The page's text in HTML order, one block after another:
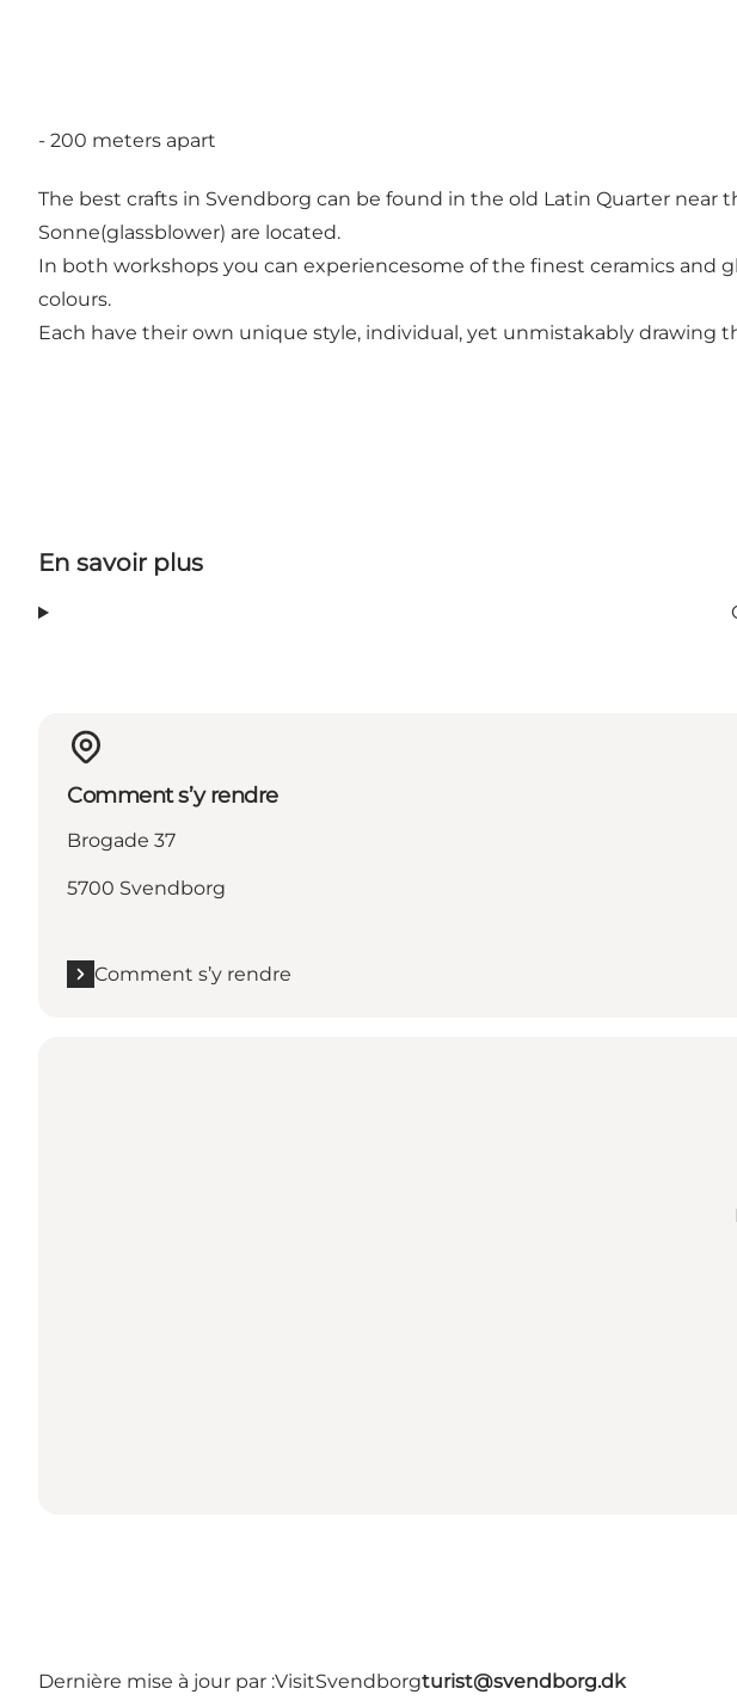
- 200 meters apart
The best crafts in Svendborg can be found in the old Latin Quarter near
Sonne(glassblower) are located.
In both workshops you can experiencesome of the finest ceramics and
colours.
Each have their own unique style, individual, yet unmistakably drawing
En savoir plus
Comment s’y rendre
Brogade 37
5700 Svendborg
Comment s’y rendre
Dernière mise à jour par :VisitSvendborgturist@svendborg.dk